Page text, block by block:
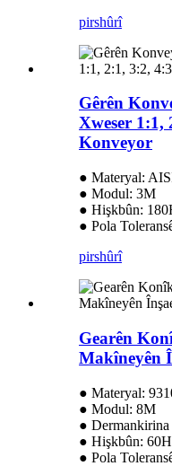
pirshûrî
Gêrên
Xweser 1:1,
Konveyor
● Materyal:
● Modul: 3M
● Hişkbûn:
● Pola
pirshûrî
Gearên
Makîneyên
● Materyal:
● Modul: 8M
●
● Hişkbûn:
● Pola